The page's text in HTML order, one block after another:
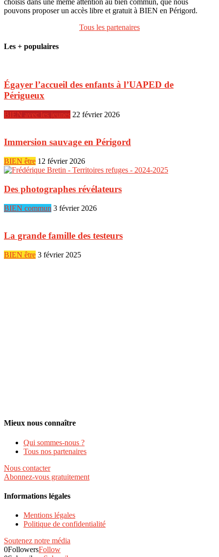
pouvons proposer un accès libre et gratuit à BIEN en Périgord.
Tous les partenaires
Les + populaires
Égayer l’accueil des enfants à l’UAPED de
Périgueux
BIEN avec les jeunes 22 février 2026
Immersion sauvage en Périgord
BIEN être 12 février 2026
Des photographes révélateurs
BIEN commun 3 février 2026
La grande famille des testeurs
BIEN être 3 février 2025
Mieux nous connaître
Qui sommes-nous ?
Tous nos partenaires
Nous contacter
Abonnez-vous gratuitement
Informations légales
Mentions légales
Politique de confidentialité
Soutenez notre média
0FollowersFollow